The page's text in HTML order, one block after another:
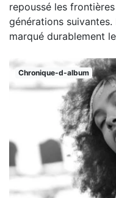
repoussé les
générations
marqué durablement
Chronique-d-album